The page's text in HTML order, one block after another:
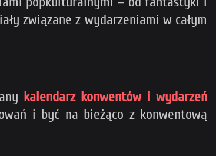
związane z wydarzeniami w całym
kalendarz konwentów i wydarzeń
i być na bieżąco z konwentową